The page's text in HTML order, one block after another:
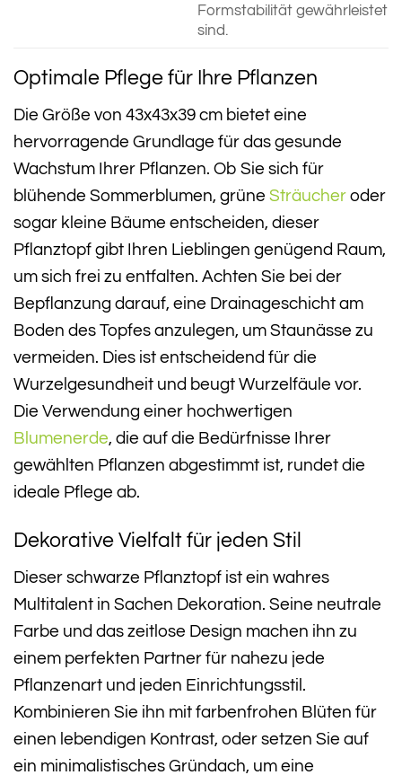
Formstabilität gewährleistet
sind.
Optimale Pflege für Ihre Pflanzen
Die Größe von 43x43x39 cm bietet eine
hervorragende Grundlage für das gesunde
Wachstum Ihrer Pflanzen. Ob Sie sich für
blühende Sommerblumen, grüne Sträucher oder
sogar kleine Bäume entscheiden, dieser
Pflanztopf gibt Ihren Lieblingen genügend Raum,
um sich frei zu entfalten. Achten Sie bei der
Bepflanzung darauf, eine Drainageschicht am
Boden des Topfes anzulegen, um Staunässe zu
vermeiden. Dies ist entscheidend für die
Wurzelgesundheit und beugt Wurzelfäule vor.
Die Verwendung einer hochwertigen
Blumenerde, die auf die Bedürfnisse Ihrer
gewählten Pflanzen abgestimmt ist, rundet die
ideale Pflege ab.
Dekorative Vielfalt für jeden Stil
Dieser schwarze Pflanztopf ist ein wahres
Multitalent in Sachen Dekoration. Seine neutrale
Farbe und das zeitlose Design machen ihn zu
einem perfekten Partner für nahezu jede
Pflanzenart und jeden Einrichtungsstil.
Kombinieren Sie ihn mit farbenfrohen Blüten für
einen lebendigen Kontrast, oder setzen Sie auf
ein minimalistisches Gründach, um eine